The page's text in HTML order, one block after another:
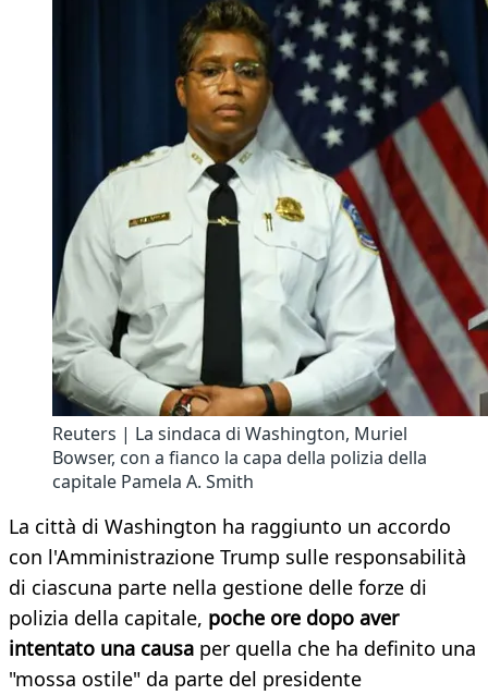
Reuters | La sindaca di Washington, Muriel
Bowser, con a fianco la capa della polizia della
capitale Pamela A. Smith
La città di Washington ha raggiunto un accordo
con l'Amministrazione Trump sulle responsabilità
di ciascuna parte nella gestione delle forze di
polizia della capitale, poche ore dopo aver
intentato una causa per quella che ha definito una
"mossa ostile" da parte del presidente